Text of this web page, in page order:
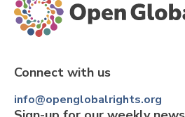
Connect with us
info@openglobalrights.org